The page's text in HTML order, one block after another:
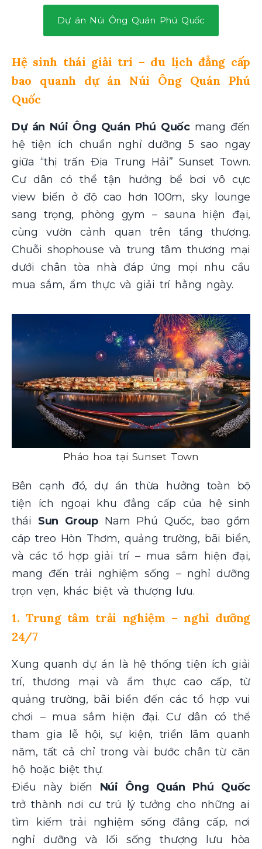
Dự án Núi Ông Quán Phú Quốc
Hệ sinh thái giải trí – du lịch đẳng cấp
bao quanh dự án Núi Ông Quán Phú
Quốc
Dự án Núi Ông Quán Phú Quốcmang đến
hệ tiện ích chuẩn nghỉ dưỡng 5 sao ngay
giữa “thị trấn Địa Trung Hải” Sunset Town.
Cư dân có thể tận hưởng bể bơi vô cực
view biển ở độ cao hơn 100m, sky lounge
sang trọng, phòng gym – sauna hiện đại,
cùng vườn cảnh quan trên tầng thượng.
Chuỗi shophouse và trung tâm thương mại
dưới chân tòa nhà đáp ứng mọi nhu cầu
mua sắm, ẩm thực và giải trí hằng ngày.
Pháo hoa tại Sunset Town
Bên cạnh đó, dự án thừa hưởng toàn bộ
tiện ích ngoại khu đẳng cấp của hệ sinh
thái Sun GroupNam Phú Quốc, bao gồm
cáp treo Hòn Thơm, quảng trường, bãi biển,
và các tổ hợp giải trí – mua sắm hiện đại,
mang đến trải nghiệm sống – nghỉ dưỡng
trọn vẹn, khác biệt và thượng lưu.
1. Trung tâm trải nghiệm – nghỉ dưỡng
24/7
Xung quanh dự án là hệ thống tiện ích giải
trí, thương mại và ẩm thực cao cấp, từ
quảng trường, bãi biển đến các tổ hợp vui
chơi – mua sắm hiện đại. Cư dân có thể
tham gia lễ hội, sự kiện, triển lãm quanh
năm, tất cả chỉ trong vài bước chân từ căn
hộ hoặc biệt thự.
Điều này biến Núi Ông Quán Phú Quốc
trở thành nơi cư trú lý tưởng cho những ai
tìm kiếm trải nghiệm sống đẳng cấp, nơi
nghỉ dưỡng và lối sống thượng lưu hòa